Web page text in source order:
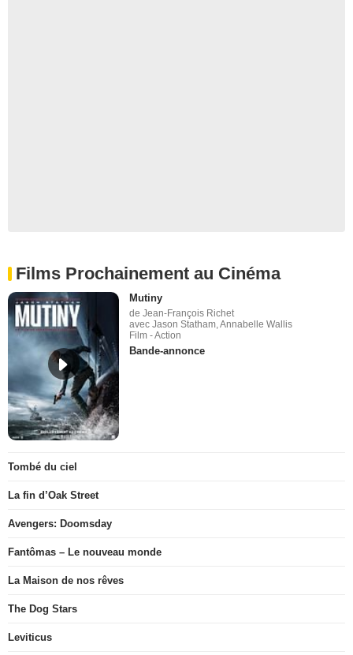
Films Prochainement au Cinéma
Mutiny
de Jean-François Richet
avec Jason Statham, Annabelle Wallis
Film - Action
Bande-annonce
Tombé du ciel
La fin d’Oak Street
Avengers: Doomsday
Fantômas – Le nouveau monde
La Maison de nos rêves
The Dog Stars
Leviticus